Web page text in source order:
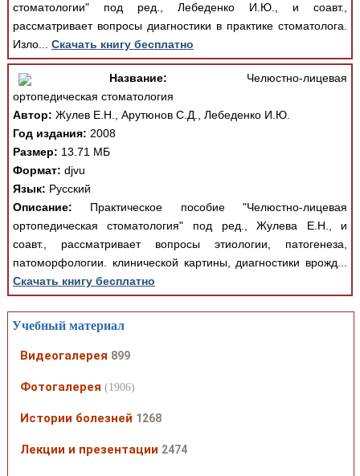
стоматологии" под ред., Лебеденко И.Ю., и соавт.,
рассматривает вопросы диагностики в практике стоматолога.
Изло... Скачать книгу бесплатно
Название: Челюстно-лицевая
ортопедическая стоматология
Автор: Жулев Е.Н., Арутюнов С.Д., Лебеденко И.Ю.
Год издания: 2008
Размер: 13.71 МБ
Формат: djvu
Язык: Русский
Описание: Практическое пособие "Челюстно-лицевая
ортопедическая стоматология" под ред., Жулева Е.Н., и
соавт., рассматривает вопросы этиологии, патогенеза,
патоморфологии. клинической картины, диагностики врожд...
Скачать книгу бесплатно
Учебный материал
Видеогалерея 899
Фотогалерея (1906)
Истории болезней 1268
Лекции и презентации 2474